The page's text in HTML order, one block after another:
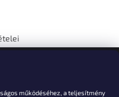
működéséhez, a teljesítmény